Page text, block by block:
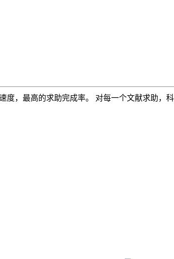
，最高的求助完成率。 对每一个文献求助，